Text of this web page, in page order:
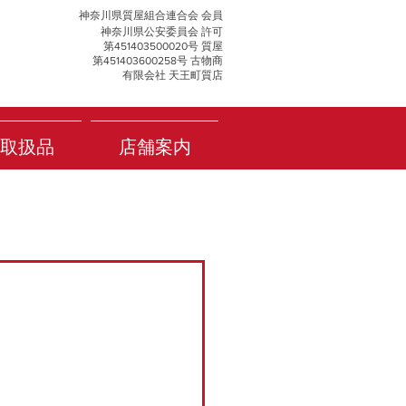
神奈川県質屋組合連合会 会員
神奈川県公安委員会 許可
第451403500020号 質屋
第451403600258号 古物商
有限会社 天王町質店
扱品 店舗案内